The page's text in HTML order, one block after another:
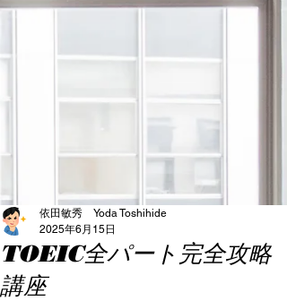
TOEIC全パート完全攻略
講座
依田敏秀 Yoda Toshihide
2025年6月15日